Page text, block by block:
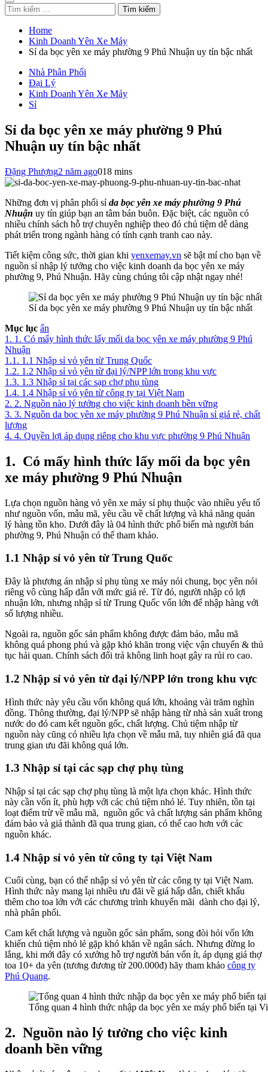
Tìm
kiếm
cho:
Home
Kinh Doanh Yên Xe Máy
Sỉ da bọc yên xe máy phường 9 Phú Nhuận uy tín bậc nhất
Nhà Phân Phối
Đại Lý
Kinh Doanh Yên Xe Máy
Sỉ
Sỉ da bọc yên xe máy phường 9 Phú
Nhuận uy tín bậc nhất
Đặng Phượng2 năm ago018 mins
Những đơn vị phân phối sỉ da bọc yên xe máy phường 9 Phú
Nhuận uy tín giúp bạn an tâm bán buôn. Đặc biệt, các nguồn có
nhiều chính sách hỗ trợ chuyên nghiệp theo đó chủ tiệm dễ dàng
phát triển trong ngành hàng có tính cạnh tranh cao này.
Tiết kiệm công sức, thời gian khi yenxemay.vn sẽ bật mí cho bạn về
nguồn sỉ nhập lý tưởng cho việc kinh doanh da bọc yên xe máy
phường 9, Phú Nhuận. Hãy cùng chúng tôi cập nhật ngay nhé!
Sỉ da bọc yên xe máy phường 9 Phú Nhuận uy tín bậc nhất
Mục lục ẩn
1. 1. Có mấy hình thức lấy mối da bọc yên xe máy phường 9 Phú
Nhuận
1.1. 1.1 Nhập sỉ vỏ yên từ Trung Quốc
1.2. 1.2 Nhập sỉ vỏ yên từ đại lý/NPP lớn trong khu vực
1.3. 1.3 Nhập sỉ tại các sạp chợ phụ tùng
1.4. 1.4 Nhập sỉ vỏ yên từ công ty tại Việt Nam
2. 2. Nguồn nào lý tưởng cho việc kinh doanh bền vững
3. 3. Nguồn da bọc yên xe máy phường 9 Phú Nhuận sỉ giá rẻ, chất
lượng
4. 4. Quyền lợi áp dụng riêng cho khu vực phường 9 Phú Nhuận
1. Có mấy hình thức lấy mối da bọc yên
xe máy phường 9 Phú Nhuận
Lựa chọn nguồn hàng vỏ yên xe máy sỉ phụ thuộc vào nhiều yếu tố
như nguồn vốn, mẫu mã, yêu cầu về chất lượng và khả năng quản
lý hàng tồn kho. Dưới đây là 04 hình thức phổ biến mà người bán
phường 9, Phú Nhuận có thể tham khảo.
1.1 Nhập sỉ vỏ yên từ Trung Quốc
Đây là phương án nhập sỉ phụ tùng xe máy nói chung, bọc yên nói
riêng vô cùng hấp dẫn với mức giá rẻ. Từ đó, người nhập có lợi
nhuận lớn, nhưng nhập sỉ từ Trung Quốc vốn lớn để nhập hàng với
số lượng nhiều.
Ngoài ra, nguồn gốc sản phẩm không được đảm bảo, mẫu mã
không quá phong phú và gặp khó khăn trong việc vận chuyển & thủ
tục hải quan. Chính sách đổi trả không linh hoạt gây ra rủi ro cao.
1.2 Nhập sỉ vỏ yên từ đại lý/NPP lớn trong khu vực
Hình thức này yêu cầu vốn không quá lớn, khoảng vài trăm nghìn
đồng. Thông thường, đại lý/NPP sẽ nhập hàng từ nhà sản xuất trong
nước do đó cam kết nguồn gốc, chất lượng. Chủ tiệm nhập từ
nguồn này cũng có nhiều lựa chọn về mẫu mã, tuy nhiên giá đã qua
trung gian ưu đãi không quá lớn.
1.3 Nhập sỉ tại các sạp chợ phụ tùng
Nhập sỉ tại các sạp chợ phụ tùng là một lựa chọn khác. Hình thức
này cần vốn ít, phù hợp với các chủ tiệm nhỏ lẻ. Tuy nhiên, tồn tại
loạt điểm trừ về mẫu mã, nguồn gốc và chất lượng sản phẩm không
đảm bảo và giá thành đã qua trung gian, có thể cao hơn với các
nguồn khác.
1.4 Nhập sỉ vỏ yên từ công ty tại Việt Nam
Cuối cùng, bạn có thể nhập sỉ vỏ yên từ các công ty tại Việt Nam.
Hình thức này mang lại nhiều ưu đãi về giá hấp dẫn, chiết khấu
thêm cho toa lớn với các chương trình khuyến mãi dành cho đại lý,
nhà phân phối.
Cam kết chất lượng và nguồn gốc sản phẩm, song đòi hỏi vốn lớn
khiến chủ tiệm nhỏ lẻ gặp khó khăn về ngân sách. Nhưng đừng lo
lắng, khi mới đây có xưởng hỗ trợ người bán vốn ít, áp dụng giá thợ
toa 10+ da yên (tương đương từ 200.000đ) hãy tham khảo công ty
Phú Quang.
Tổng quan 4 hình thức nhập da bọc yên xe máy phổ biến tại
2. Nguồn nào lý tưởng cho việc kinh
doanh bền vững